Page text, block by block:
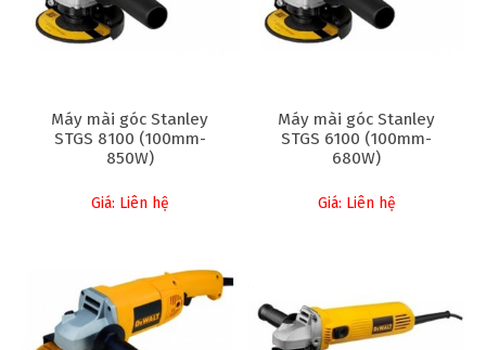
Máy mài góc Stanley
STGS 8100 (100mm-
850W)
Giá: Liên hệ
Máy mài góc Stanley
STGS 6100 (100mm-
680W)
Giá: Liên hệ